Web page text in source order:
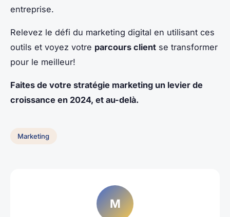
entreprise.
Relevez le défi du marketing digital en utilisant ces
outils et voyez votre parcours client se transformer
pour le meilleur!
Faites de votre stratégie marketing un levier de
croissance en 2024, et au-delà.
Marketing
M